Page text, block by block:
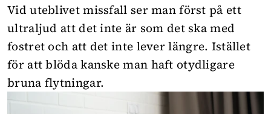
Vid uteblivet missfall ser man först på ett
ultraljud att det inte är som det ska med
fostret och att det inte lever längre. Istället
för att blöda kanske man haft otydligare
bruna flytningar.